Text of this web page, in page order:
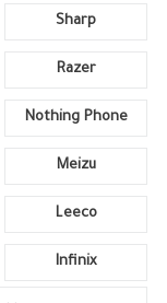
Sharp
Razer
Nothing Phone
Meizu
Leeco
Infinix